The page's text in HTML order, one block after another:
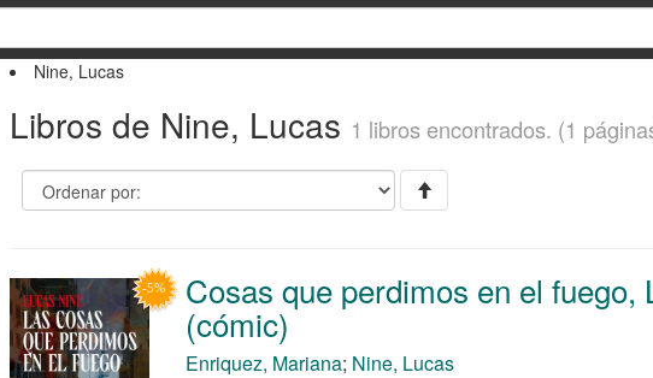
Nine, Lucas
Libros de Nine, Lucas 1 libros encontrados. (1
Cosas que perdimos en el fuego,
(cómic)
Enriquez, Mariana; Nine, Lucas